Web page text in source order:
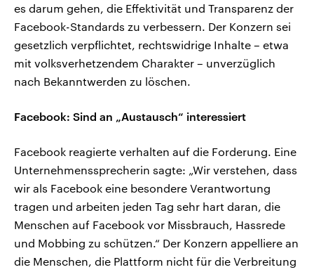
es darum gehen, die Effektivität und Transparenz der
Facebook-Standards zu verbessern. Der Konzern sei
gesetzlich verpflichtet, rechtswidrige Inhalte – etwa
mit volksverhetzendem Charakter – unverzüglich
nach Bekanntwerden zu löschen.
Facebook: Sind an „Austausch“ interessiert
Facebook reagierte verhalten auf die Forderung. Eine
Unternehmenssprecherin sagte: „Wir verstehen, dass
wir als Facebook eine besondere Verantwortung
tragen und arbeiten jeden Tag sehr hart daran, die
Menschen auf Facebook vor Missbrauch, Hassrede
und Mobbing zu schützen.“ Der Konzern appelliere an
die Menschen, die Plattform nicht für die Verbreitung